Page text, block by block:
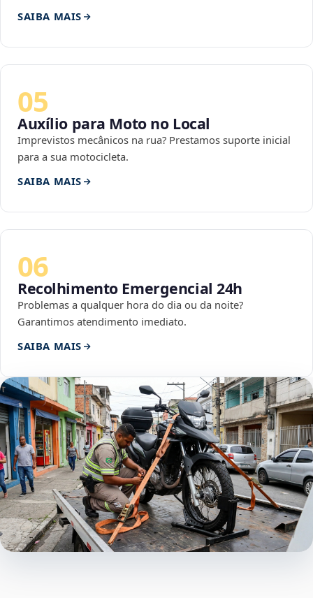
SAIBA MAIS
05
Auxílio para Moto no Local
Imprevistos mecânicos na rua? Prestamos suporte inicial
para a sua motocicleta.
SAIBA MAIS
06
Recolhimento Emergencial 24h
Problemas a qualquer hora do dia ou da noite?
Garantimos atendimento imediato.
SAIBA MAIS